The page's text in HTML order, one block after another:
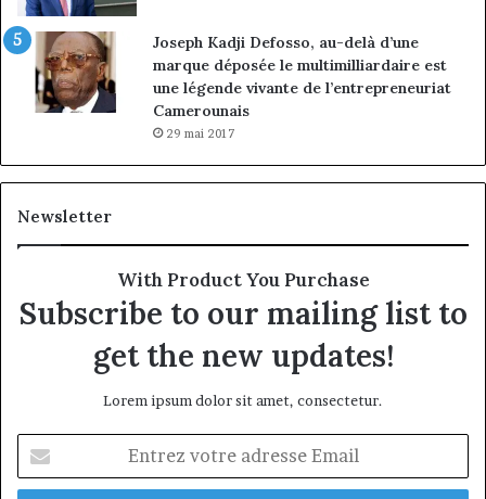
Joseph Kadji Defosso, au-delà d’une
marque déposée le multimilliardaire est
une légende vivante de l’entrepreneuriat
Camerounais
29 mai 2017
Newsletter
With Product You Purchase
Subscribe to our mailing list to
get the new updates!
Lorem ipsum dolor sit amet, consectetur.
votre
adresse